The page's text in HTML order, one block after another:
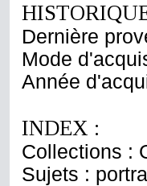
Dernière
Mode
Année
INDEX :
Collections :
Sujets :